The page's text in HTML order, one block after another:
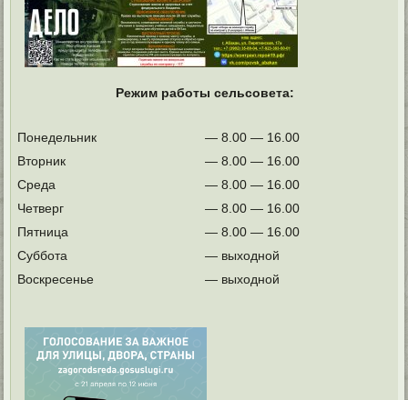
Режим работы сельсовета:
Понедельник
— 8.00 — 16.00
Вторник
— 8.00 — 16.00
Среда
— 8.00 — 16.00
Четверг
— 8.00 — 16.00
Пятница
— 8.00 — 16.00
Суббота
— выходной
Воскресенье
— выходной